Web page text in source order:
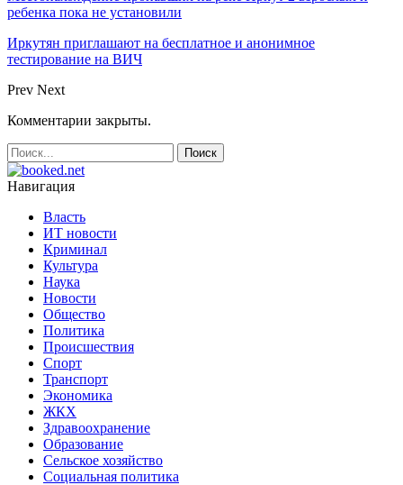
ребенка пока не установили
Иркутян приглашают на бесплатное и анонимное
тестирование на ВИЧ
Prev Next
Комментарии закрыты.
Навигация
Власть
ИТ новости
Криминал
Культура
Наука
Новости
Общество
Политика
Происшествия
Спорт
Транспорт
Экономика
ЖКХ
Здравоохранение
Образование
Сельское хозяйство
Социальная политика